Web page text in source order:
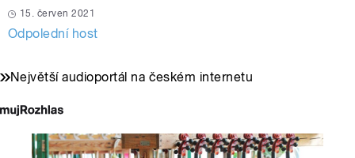
15. červen 2021
Odpolední host
Největší audioportál na českém internetu